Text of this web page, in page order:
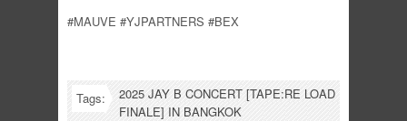
#MAUVE #YJPARTNERS #BEX
Tags:
2025 JAY B CONCERT [TAPE:RE LOAD
FINALE] IN BANGKOK